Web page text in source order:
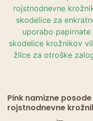
Pink namizne
rojstnodnevne
skodelice za enkratno